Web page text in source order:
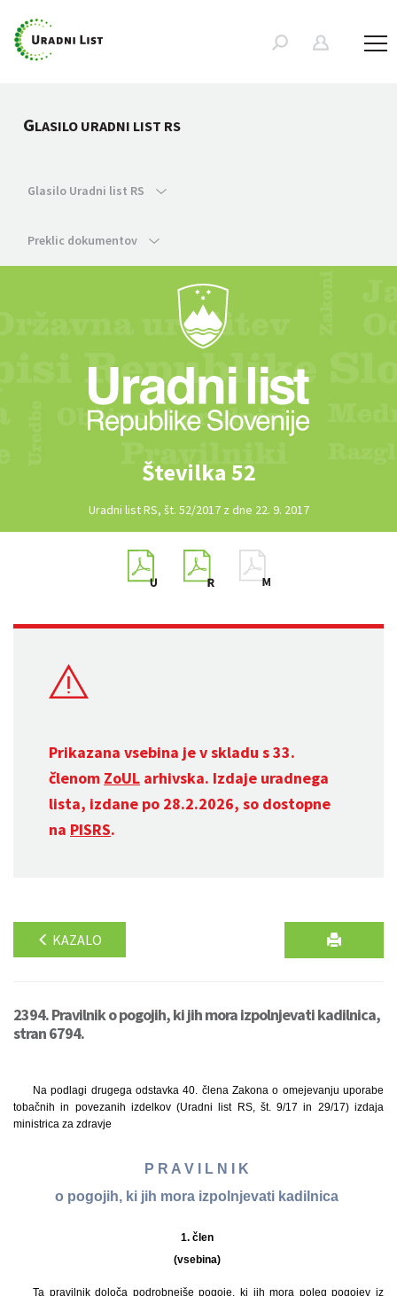
GLASILO URADNI LIST RS
Glasilo Uradni list RS
Preklic dokumentov
Številka 52
Uradni list RS, št. 52/2017 z dne 22. 9. 2017
Prikazana vsebina je v skladu s 33.
členom ZoUL arhivska. Izdaje uradnega
lista, izdane po 28.2.2026, so dostopne
na PISRS.
KAZALO
2394. Pravilnik o pogojih, ki jih mora izpolnjevati kadilnica,
stran 6794.
Na podlagi drugega odstavka 40. člena Zakona o omejevanju uporabe
tobačnih in povezanih izdelkov (Uradni list RS, št. 9/17 in 29/17) izdaja
ministrica za zdravje
P R A V I L N I K
o pogojih, ki jih mora izpolnjevati kadilnica
1. člen
(vsebina)
Ta pravilnik določa podrobnejše pogoje, ki jih mora poleg pogojev iz